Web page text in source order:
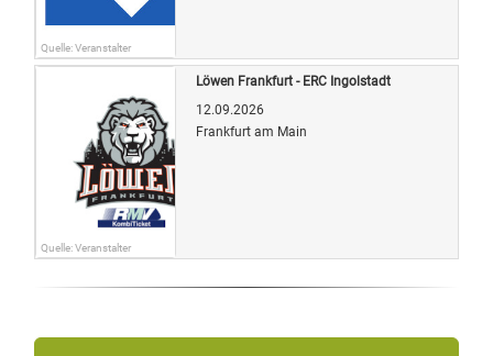
Quelle: Veranstalter
Quelle: Veranstalter
Löwen Frankfurt - ERC Ingolstadt
12.09.2026
Frankfurt am Main